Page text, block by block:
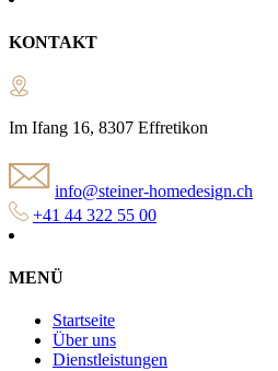
KONTAKT
Im Ifang 16, 8307 Effretikon
info@steiner-homedesign.ch
+41 44 322 55 00
MENÜ
Startseite
Über uns
Dienstleistungen